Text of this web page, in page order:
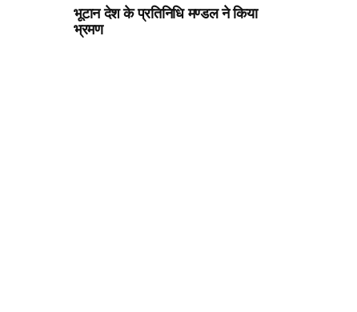
भूटान देश के प्रतिनिधि मण्डल ने किया
भ्रमण